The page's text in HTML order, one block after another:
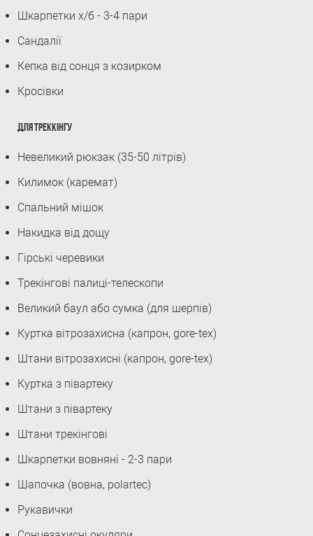
Шкарпетки х/б - 3-4 пари
Сандалії
Кепка від сонця з козирком
Кросівки
ДЛЯ ТРЕККІНГУ
Невеликий рюкзак (35-50 літрів)
Килимок (каремат)
Спальний мішок
Накидка від дощу
Гірські черевики
Трекінгові палиці-телескопи
Великий баул або сумка (для шерпів)
Куртка вітрозахисна (капрон, gore-tex)
Штани вітрозахисні (капрон, gore-tex)
Куртка з півартеку
Штани з півартеку
Штани трекінгові
Шкарпетки вовняні - 2-3 пари
Шапочка (вовна, polartec)
Рукавички